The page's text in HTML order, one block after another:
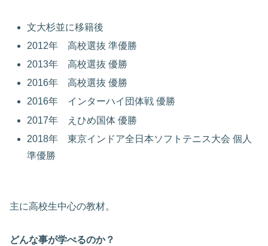
文大杉並に移籍後
2012年 高校選抜 準優勝
2013年 高校選抜 優勝
2016年 高校選抜 優勝
2016年 インターハイ団体戦 優勝
2017年 えひめ国体 優勝
2018年 東京インドア全日本ソフトテニス大会 個人
準優勝
主に高校生中心の教材。
どんな事が学べるのか？